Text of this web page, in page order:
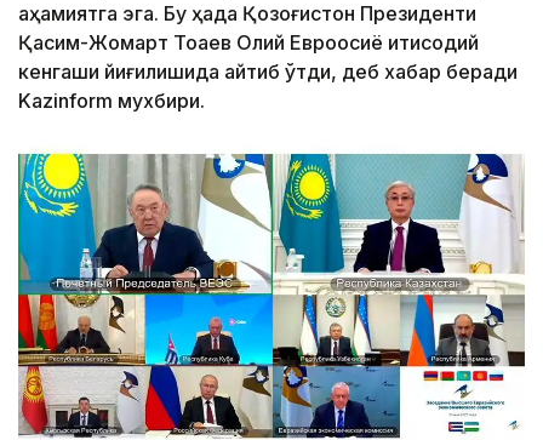
аҳамиятга эга. Бу ҳақда Қозоғистон Президенти
Қасим-Жомарт Тоқаев Олий Евроосиё иқтисодий
кенгаши йиғилишида айтиб ўтди, деб хабар беради
Kazinform мухбири.